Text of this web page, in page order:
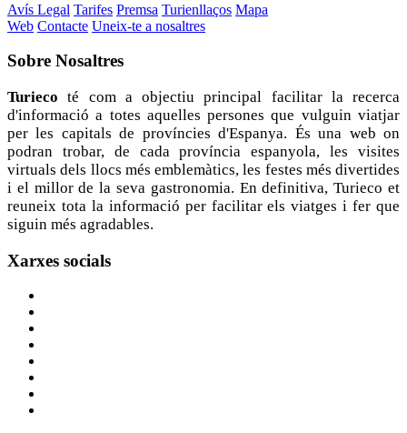
Avís Legal Tarifes Premsa Turienllaços Mapa
Web Contacte Uneix-te a nosaltres
Sobre Nosaltres
Turieco té com a objectiu principal facilitar la recerca
d'informació a totes aquelles persones que vulguin viatjar
per les capitals de províncies d'Espanya. És una web on
podran trobar, de cada província espanyola, les visites
virtuals dels llocs més emblemàtics, les festes més divertides
i el millor de la seva gastronomia. En definitiva, Turieco et
reuneix tota la informació per facilitar els viatges i fer que
siguin més agradables.
Xarxes socials